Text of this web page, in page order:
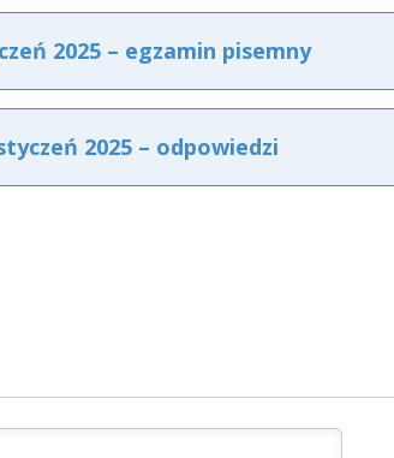
2025 – egzamin pisemny
2025 – odpowiedzi